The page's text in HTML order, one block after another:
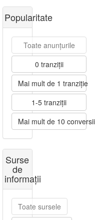
Popularitate
Toate anunțurile
0 tranziții
Mai mult de 1 tranziție
1-5 tranziții
Mai mult de 10 conversii
Surse
de
informații
Toate sursele